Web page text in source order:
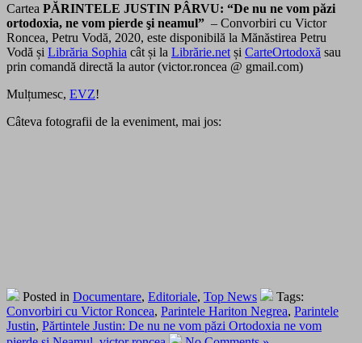
Cartea PĂRINTELE JUSTIN PÂRVU: “De nu ne vom păzi
ortodoxia, ne vom pierde şi neamul” – Convorbiri cu Victor
Roncea, Petru Vodă, 2020, este disponibilă la Mănăstirea Petru
Vodă și Librăria Sophia cât și la Librărie.net și CarteOrtodoxă sau
prin comandă directă la autor (victor.roncea @ gmail.com)
Mulțumesc, EVZ!
Câteva fotografii de la eveniment, mai jos:
Posted in Documentare, Editoriale, Top News
Tags:
Convorbiri cu Victor Roncea, Parintele Hariton Negrea, Parintele
Justin, Părtintele Justin: De nu ne vom păzi Ortodoxia ne vom